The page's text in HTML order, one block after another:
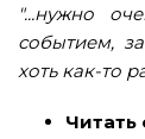
"...нужно
событием,
хоть как-то
Читать